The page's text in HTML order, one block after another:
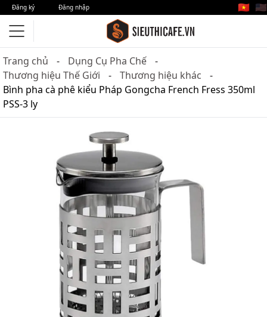
Đăng ký Đăng nhập 🇻🇳 🇺🇸
Trang chủ
Dụng Cụ Pha Chế
Thương hiệu Thế Giới
Thương hiệu khác
Bình pha cà phê kiểu Pháp Gongcha French Fress 350ml
PSS-3 ly